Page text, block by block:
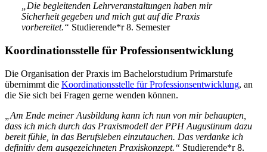
„Die begleitenden Lehrveranstaltungen haben mir
Sicherheit gegeben und mich gut auf die Praxis
vorbereitet.“ Studierende*r 8. Semester
Koordinationsstelle für Professionsentwicklung
Die Organisation der Praxis im Bachelorstudium Primarstufe
übernimmt die Koordinationsstelle für Professionsentwicklung, an
die Sie sich bei Fragen gerne wenden können.
„Am Ende meiner Ausbildung kann ich nun von mir behaupten,
dass ich mich durch das Praxismodell der PPH Augustinum dazu
bereit fühle, in das Berufsleben einzutauchen. Das verdanke ich
definitiv dem ausgezeichneten Praxiskonzept.“ Studierende*r 8.